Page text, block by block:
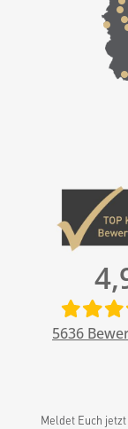
5636
Meldet Euch